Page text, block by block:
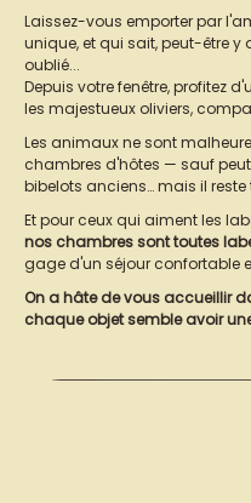
Laissez-vous emporter par
unique, et qui sait, peut-être y
oublié...
Depuis votre fenêtre, profitez
les majestueux oliviers,
Les animaux ne sont
chambres d'hôtes — sauf
bibelots anciens… mais il reste
Et pour ceux qui aiment les
nos chambres sont toutes
gage d'un séjour confortable
On a hâte de vous accueillir
chaque objet semble avoir